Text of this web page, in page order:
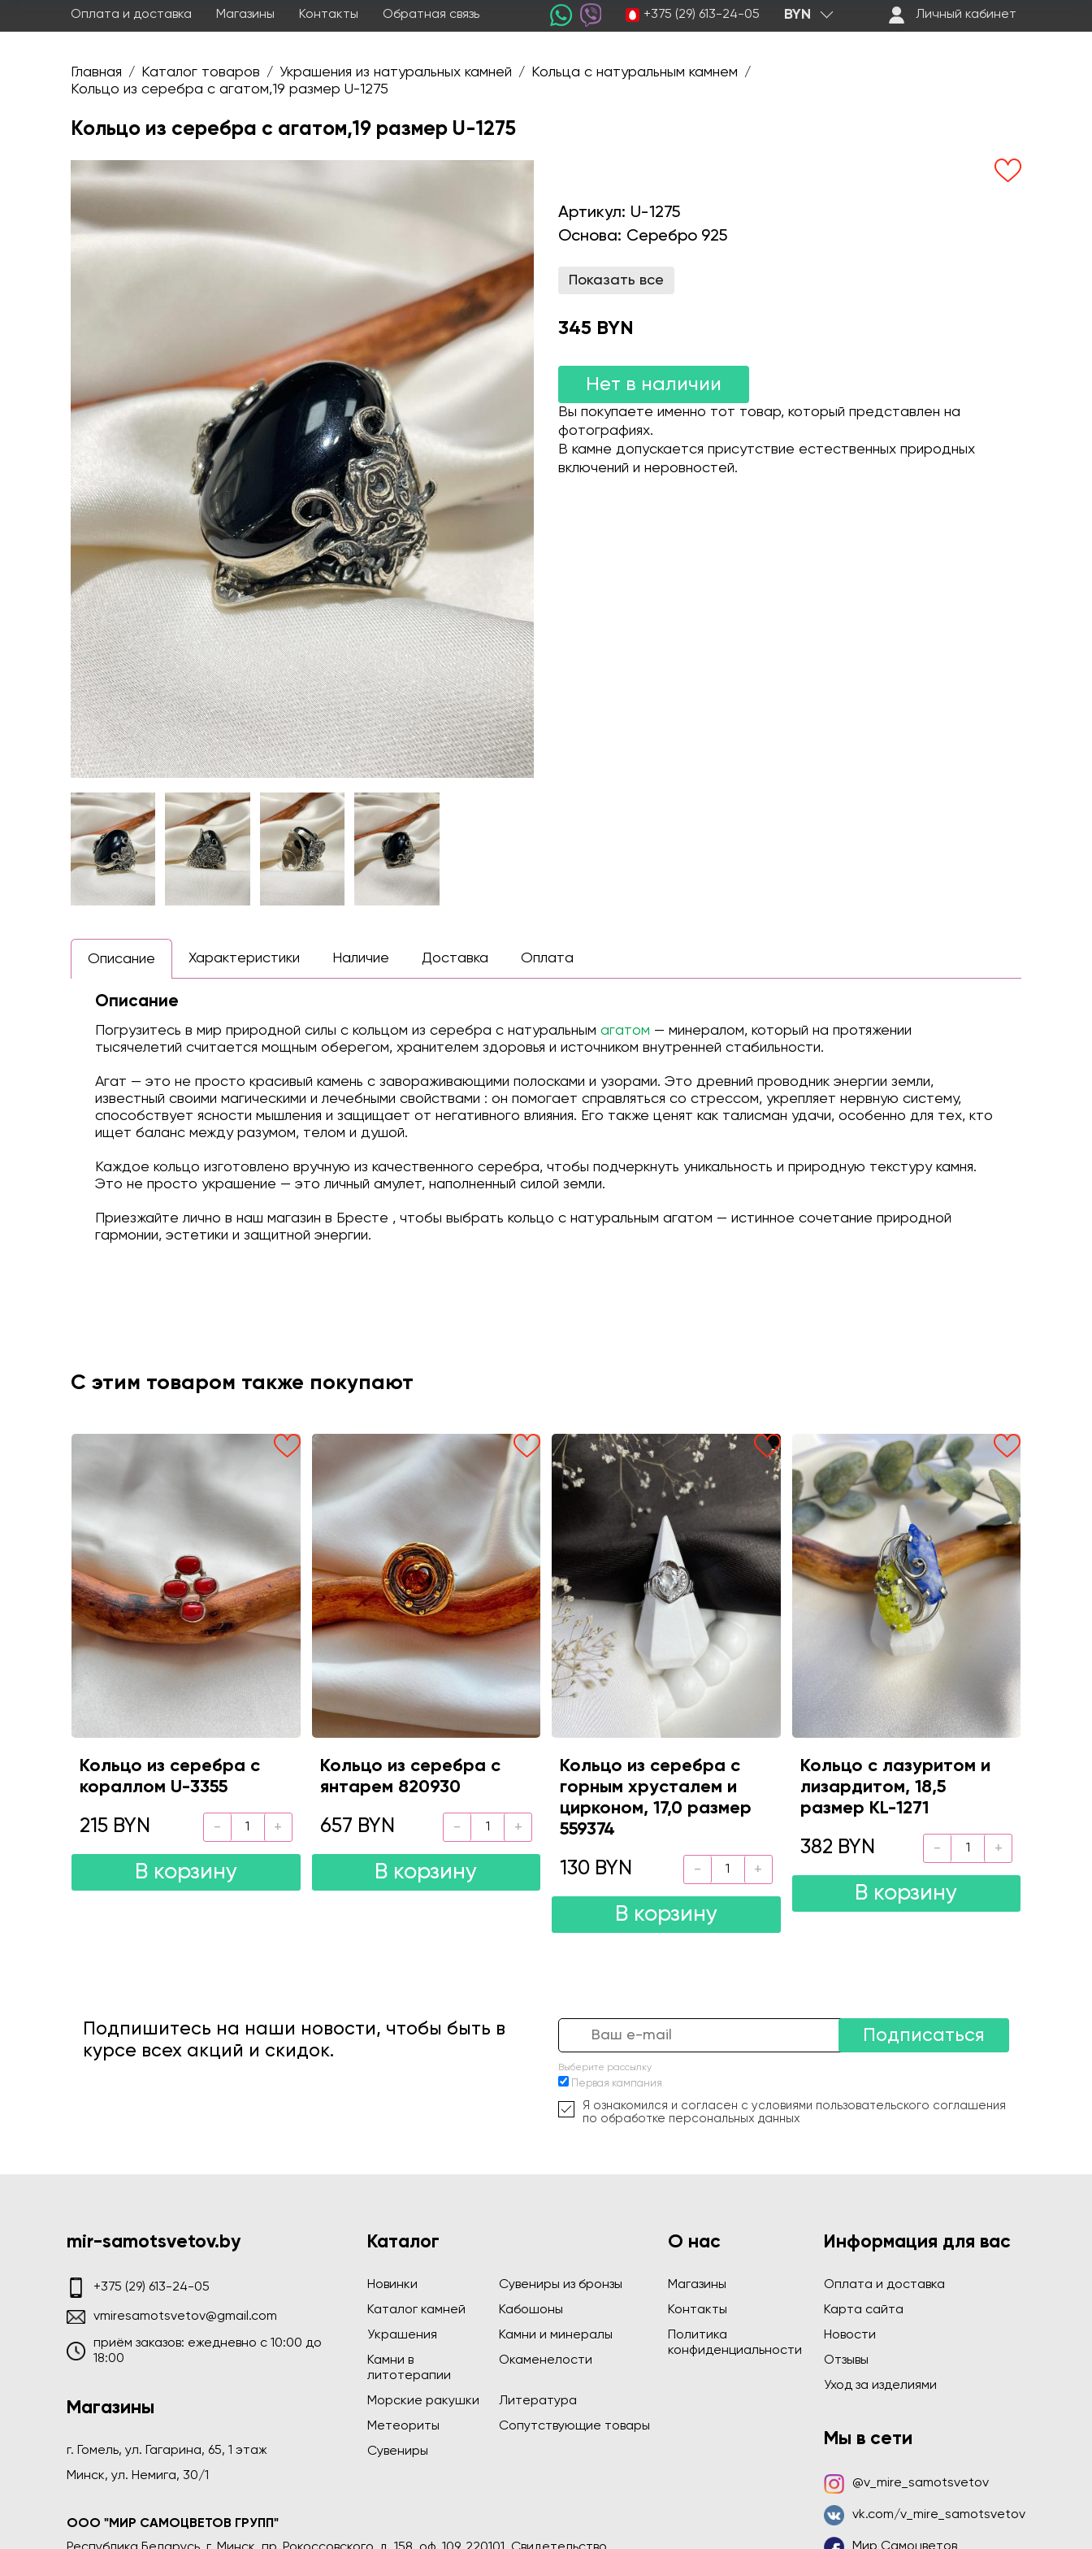
Оплата и доставка Магазины Контакты Обратная связь +375 (29) 613-24-05 BYN Личный кабинет
Главная / Каталог товаров / Украшения из натуральных камней / Кольца с натуральным камнем /
Кольцо из серебра с агатом,19 размер U-1275
Кольцо из серебра с агатом,19 размер U-1275
Артикул: U-1275
Основа: Серебро 925
Показать все
345 BYN
Нет в наличии
Вы покупаете именно тот товар, который представлен на
фотографиях.
В камне допускается присутствие естественных природных
включений и неровностей.
Описание Характеристики Наличие Доставка Оплата
Описание
Погрузитесь в мир природной силы с кольцом из серебра с натуральным агатом — минералом, который на протяжении
тысячелетий считается мощным оберегом, хранителем здоровья и источником внутренней стабильности.
Агат — это не просто красивый камень с завораживающими полосками и узорами. Это древний проводник энергии земли,
известный своими магическими и лечебными свойствами : он помогает справляться со стрессом, укрепляет нервную систему,
способствует ясности мышления и защищает от негативного влияния. Его также ценят как талисман удачи, особенно для тех, кто
ищет баланс между разумом, телом и душой.
Каждое кольцо изготовлено вручную из качественного серебра, чтобы подчеркнуть уникальность и природную текстуру камня.
Это не просто украшение — это личный амулет, наполненный силой земли.
Приезжайте лично в наш магазин в Бресте , чтобы выбрать кольцо с натуральным агатом — истинное сочетание природной
гармонии, эстетики и защитной энергии.
С этим товаром также покупают
Кольцо из серебра с
кораллом U-3355
215 BYN
В корзину
Кольцо из серебра с
янтарем 820930
657 BYN
В корзину
Кольцо из серебра с
горным хрусталем и
цирконом, 17,0 размер
559374
130 BYN
В корзину
Кольцо с лазуритом и
лизардитом, 18,5
размер KL-1271
382 BYN
В корзину
Подпишитесь на наши новости, чтобы быть в
курсе всех акций и скидок.
Подписаться
Выберите рассылку
Первая кампания
Я ознакомился и согласен с условиями пользовательского соглашения
по обработке персональных данных
mir-samotsvetov.by
+375 (29) 613-24-05
vmiresamotsvetov@gmail.com
приём заказов: ежедневно c 10:00 до
18:00
Магазины
г. Гомель, ул. Гагарина, 65, 1 этаж
Минск, ул. Немига, 30/1
Каталог
Новинки
Сувениры из бронзы
Каталог камней
Кабошоны
Украшения
Камни и минералы
Камни в
литотерапии
Окаменелости
Морские ракушки
Литература
Метеориты
Сопутствующие товары
Сувениры
ООО "МИР САМОЦВЕТОВ ГРУПП"
О нас
Магазины
Контакты
Политика
конфиденциальности
Информация для вас
Оплата и доставка
Карта сайта
Новости
Отзывы
Уход за изделиями
Мы в сети
@v_mire_samotsvetov
vk.com/v_mire_samotsvetov